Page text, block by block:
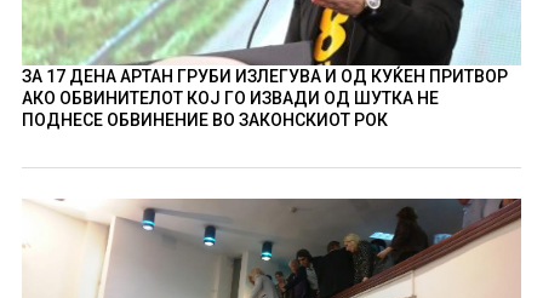
ЗА 17 ДЕНА АРТАН ГРУБИ ИЗЛЕГУВА И ОД КУЌЕН ПРИТВОР
АКО ОБВИНИТЕЛОТ КОЈ ГО ИЗВАДИ ОД ШУТКА НЕ
ПОДНЕСЕ ОБВИНЕНИЕ ВО ЗАКОНСКИОТ РОК